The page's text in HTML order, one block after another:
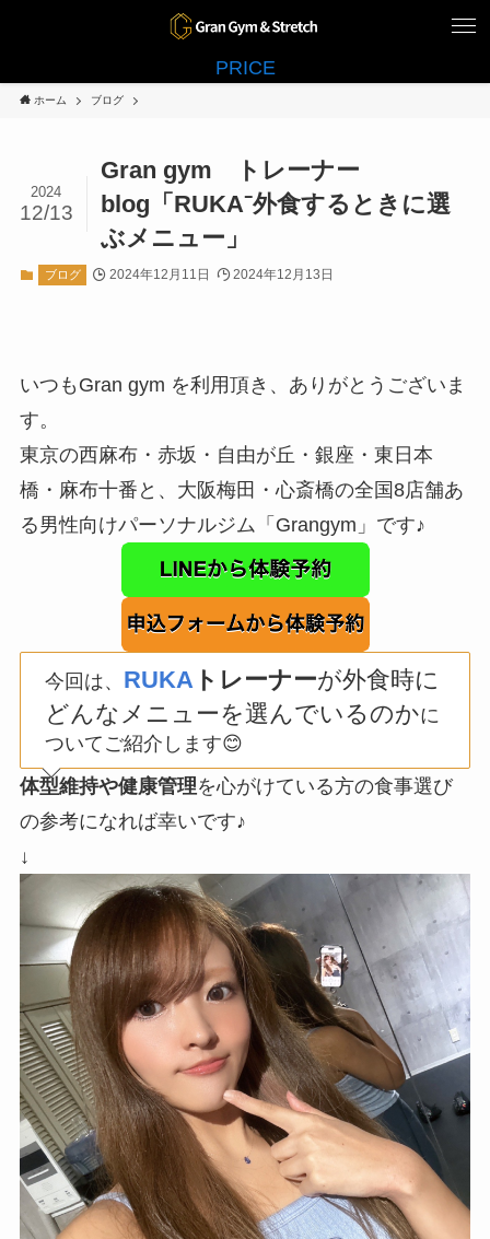
PRICE
ホーム ブログ
Gran gym トレーナー
blog「RUKA⁻外食するときに選
ぶメニュー」
2024
12/13
ブログ 2024年12月11日 2024年12月13日
いつもGran gym を利用頂き、ありがとうございま
す。
東京の西麻布・赤坂・自由が丘・銀座・東日本
橋・麻布十番と、大阪梅田・心斎橋の全国8店舗あ
る男性向けパーソナルジム「Grangym」です♪
今回は、 RUKA トレーナーが外食時に
どんなメニューを選んでいるのかに
ついてご紹介します😊
体型維持や健康管理を心がけている方の食事選び
の参考になれば幸いです♪
↓